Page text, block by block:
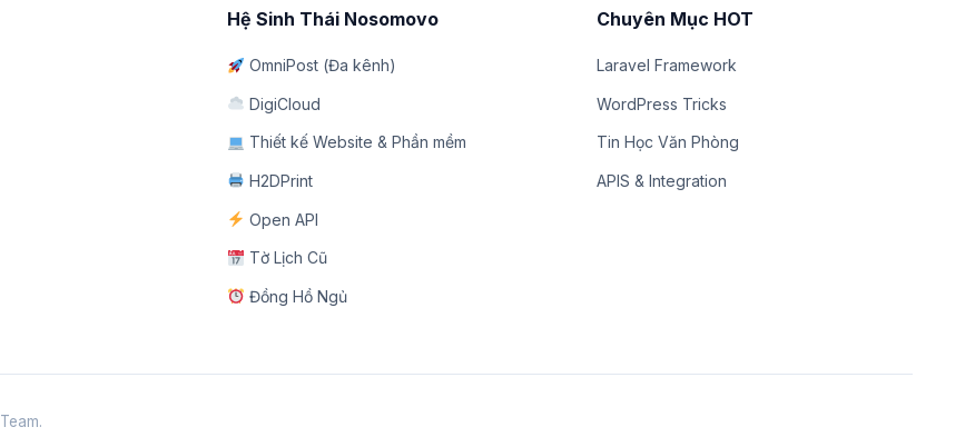
Hệ Sinh Thái Nosomovo
OmniPost (Đa kênh)
DigiCloud
Thiết kế Website & Phần mềm
H2DPrint
Open API
Tờ Lịch Cũ
Đồng Hồ Ngủ
Chuyên Mục HOT
Laravel Framework
WordPress Tricks
Tin Học Văn Phòng
APIS & Integration